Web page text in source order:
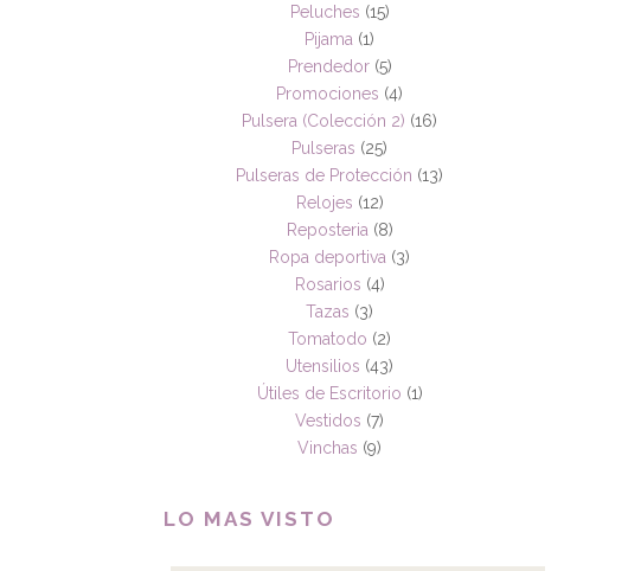
Peluches (15)
Pijama (1)
Prendedor (5)
Promociones (4)
Pulsera (Colección 2) (16)
Pulseras (25)
Pulseras de Protección (13)
Relojes (12)
Reposteria (8)
Ropa deportiva (3)
Rosarios (4)
Tazas (3)
Tomatodo (2)
Utensilios (43)
Útiles de Escritorio (1)
Vestidos (7)
Vinchas (9)
LO MAS VISTO